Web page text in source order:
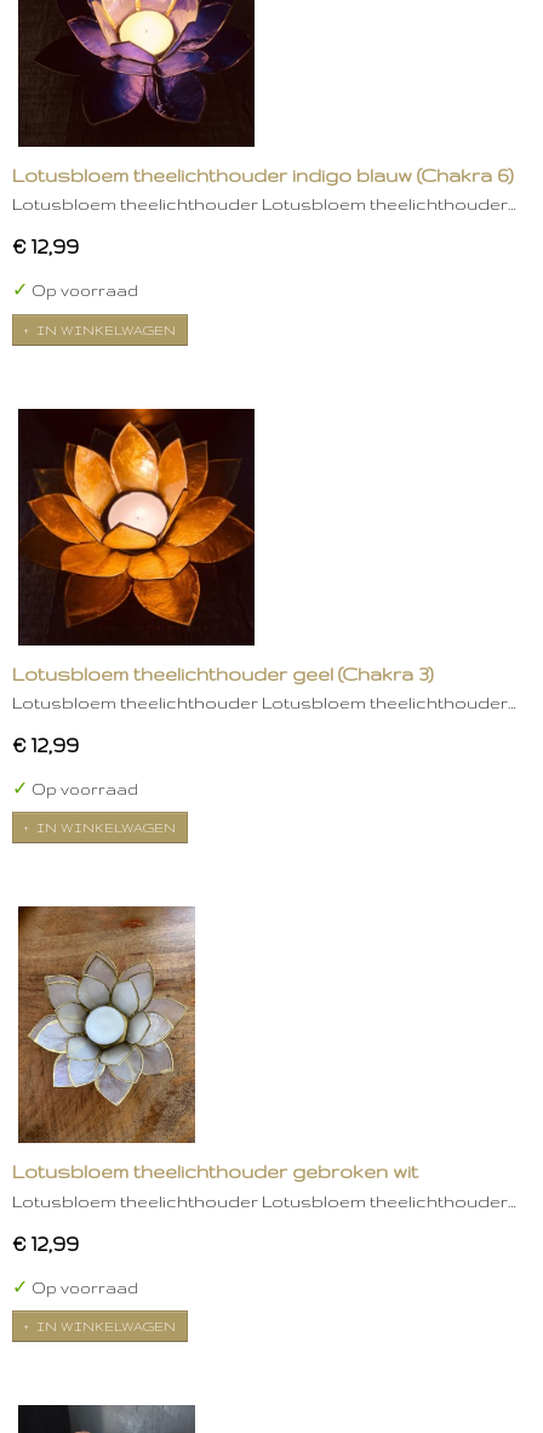
Lotusbloem theelichthouder indigo blauw (Chakra 6)
Lotusbloem theelichthouder Lotusbloem theelichthouder…
€ 12,99
✓ Op voorraad
IN WINKELWAGEN
Lotusbloem theelichthouder geel (Chakra 3)
Lotusbloem theelichthouder Lotusbloem theelichthouder…
€ 12,99
✓ Op voorraad
IN WINKELWAGEN
Lotusbloem theelichthouder gebroken wit
Lotusbloem theelichthouder Lotusbloem theelichthouder…
€ 12,99
✓ Op voorraad
IN WINKELWAGEN